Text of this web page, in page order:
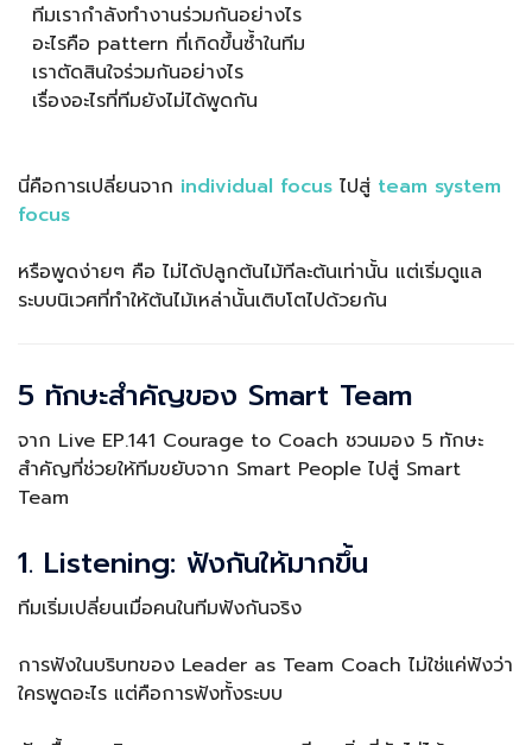
ทีมเรากำลังทำงานร่วมกันอย่างไร
อะไรคือ pattern ที่เกิดขึ้นซ้ำในทีม
เราตัดสินใจร่วมกันอย่างไร
เรื่องอะไรที่ทีมยังไม่ได้พูดกัน
นี่คือการเปลี่ยนจาก individual focus ไปสู่ team system
focus
หรือพูดง่ายๆ คือ ไม่ได้ปลูกต้นไม้ทีละต้นเท่านั้น แต่เริ่มดูแล
ระบบนิเวศที่ทำให้ต้นไม้เหล่านั้นเติบโตไปด้วยกัน
5 ทักษะสำคัญของ Smart Team
จาก Live EP.141 Courage to Coach ชวนมอง 5 ทักษะ
สำคัญที่ช่วยให้ทีมขยับจาก Smart People ไปสู่ Smart
Team
1. Listening: ฟังกันให้มากขึ้น
ทีมเริ่มเปลี่ยนเมื่อคนในทีมฟังกันจริง
การฟังในบริบทของ Leader as Team Coach ไม่ใช่แค่ฟังว่า
ใครพูดอะไร แต่คือการฟังทั้งระบบ